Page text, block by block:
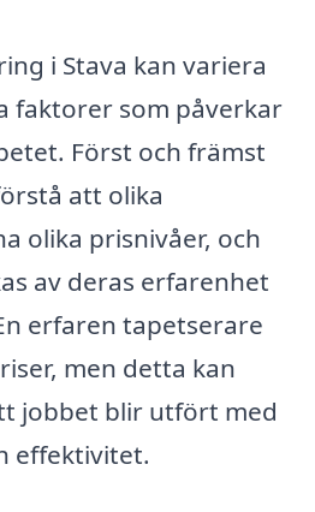
i Stava kan variera
faktorer som påverkar
Först och främst
att olika
olika prisnivåer, och
av deras erfarenhet
erfaren tapetserare
men detta kan
jobbet blir utfört med
effektivitet.